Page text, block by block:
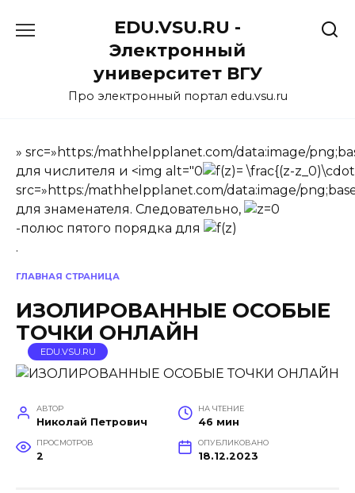
EDU.VSU.RU -
Электронный
университет ВГУ
Про электронный портал edu.vsu.ru
ГЛАВНАЯ СТРАНИЦА
ИЗОЛИРОВАННЫЕ ОСОБЫЕ
ТОЧКИ ОНЛАЙН
EDU.VSU.RU
АВТОР
Николай Петрович
НА ЧТЕНИЕ
46 мин
ПРОСМОТРОВ
2
ОПУБЛИКОВАНО
18.12.2023
» src=»https:/mathhelpplanet.com/data:image/
для числителя и <img alt="0
src=»https:/mathhelpplanet.com/data:image/
для знаменателя. Следовательно,
-полюс пятого порядка для
.